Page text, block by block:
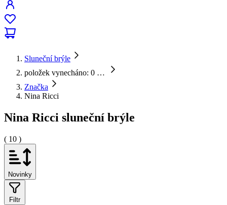
Sluneční brýle
položek vynecháno: 0 …
Značka
Nina Ricci
Nina Ricci sluneční brýle
( 10 )
Novinky
Filtr